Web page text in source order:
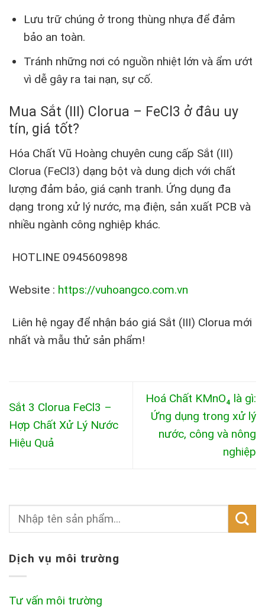
Lưu trữ chúng ở trong thùng nhựa để đảm
bảo an toàn.
Tránh những nơi có nguồn nhiệt lớn và ẩm ướt
vì dễ gây ra tai nạn, sự cố.
Mua Sắt (III) Clorua – FeCl3 ở đâu uy
tín, giá tốt?
Hóa Chất Vũ Hoàng chuyên cung cấp Sắt (III)
Clorua (FeCl3) dạng bột và dung dịch với chất
lượng đảm bảo, giá cạnh tranh. Ứng dụng đa
dạng trong xử lý nước, mạ điện, sản xuất PCB và
nhiều ngành công nghiệp khác.
HOTLINE 0945609898
Website : https://vuhoangco.com.vn
Liên hệ ngay để nhận báo giá Sắt (III) Clorua mới
nhất và mẫu thử sản phẩm!
Sắt 3 Clorua FeCl3 –
Hợp Chất Xử Lý Nước
Hiệu Quả
Hoá Chất KMnO₄ là gì:
Ứng dụng trong xử lý
nước, công và nông
nghiệp
Dịch vụ môi trường
Tư vấn môi trường